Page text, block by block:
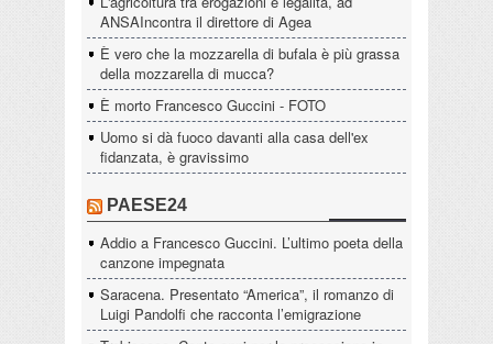
ANSAIncontra il direttore di Agea
È vero che la mozzarella di bufala è più grassa
della mozzarella di mucca?
È morto Francesco Guccini - FOTO
Uomo si dà fuoco davanti alla casa dell'ex
fidanzata, è gravissimo
PAESE24
Addio a Francesco Guccini. L’ultimo poeta della
canzone impegnata
Saracena. Presentato “America”, il romanzo di
Luigi Pandolfi che racconta l’emigrazione